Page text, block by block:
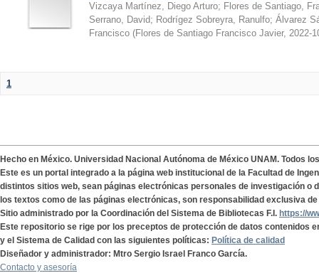
Vizcaya Martínez, Diego Arturo; Flores de Santiago,
Serrano, David; Rodrígez Sobreyra, Ranulfo; Álvarez
Francisco (Flores de Santiago Francisco Javier, 2022-
1
Hecho en México. Universidad Nacional Autónoma de México UNAM. Todos
Este es un portal integrado a la página web institucional de la Facultad de
distintos sitios web, sean páginas electrónicas personales de investigación o
los textos como de las páginas electrónicas, son responsabilidad exclusiva
Sitio administrado por la Coordinación del Sistema de Bibliotecas F.I. https://
Este repositorio se rige por los preceptos de protección de datos contenidos
y el Sistema de Calidad con las siguientes políticas: Política de calidad
Diseñador y administrador: Mtro Sergio Israel Franco García.
Contacto y asesoría